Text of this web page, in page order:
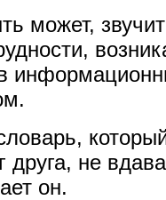
может,
не
он.